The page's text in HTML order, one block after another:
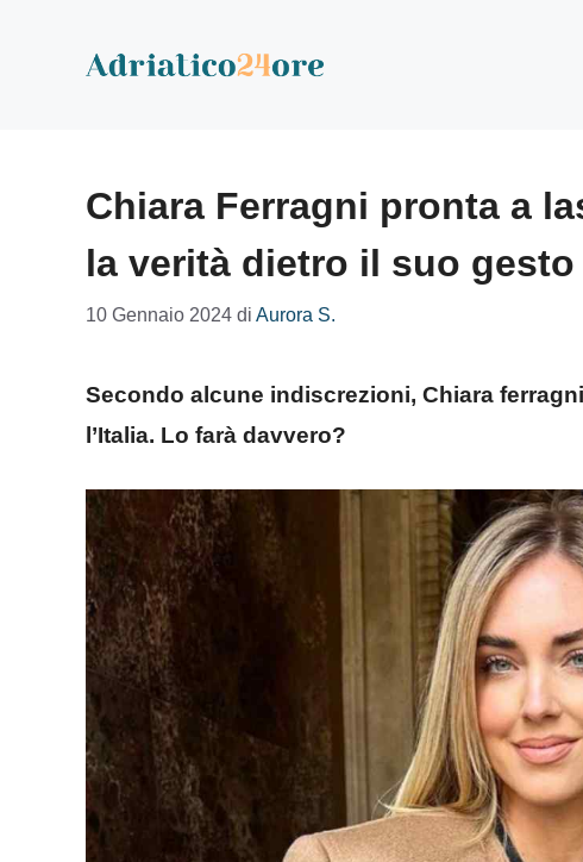
Chiara Ferragni pronta a
la verità dietro il suo gesto
10 Gennaio 2024 di Aurora S.
Secondo alcune indiscrezioni, Chiara
l’Italia. Lo farà davvero?